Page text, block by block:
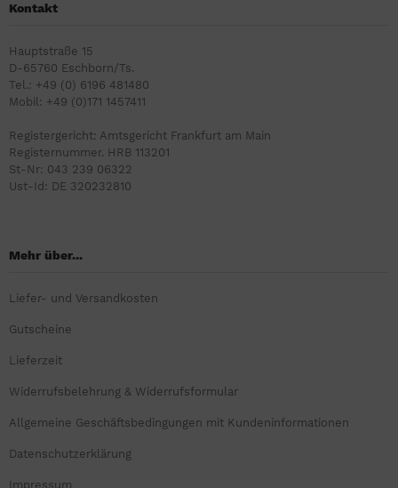
Kontakt
Hauptstraße 15
D-65760 Eschborn/Ts.
Tel.: +49 (0) 6196 481480
Mobil: +49 (0)171 1457411
Registergericht: Amtsgericht Frankfurt am Main
Registernummer. HRB 113201
St-Nr: 043 239 06322
Ust-Id: DE 320232810
Mehr über...
Liefer- und Versandkosten
Gutscheine
Lieferzeit
Widerrufsbelehrung & Widerrufsformular
Allgemeine Geschäftsbedingungen mit Kundeninformationen
Datenschutzerklärung
Impressum